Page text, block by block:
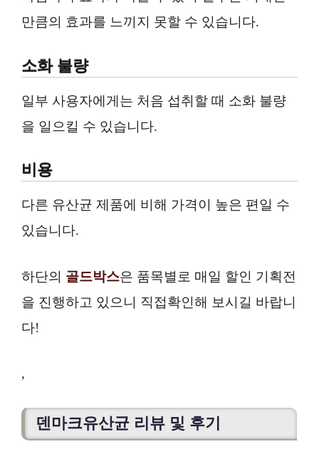
만큼의 효과를 느끼지 못할 수 있습니다.
소화 불량
일부 사용자에게는 처음 섭취할 때 소화 불량
을 일으킬 수 있습니다.
비용
다른 유산균 제품에 비해 가격이 높은 편일 수
있습니다.
하단의 골드박스은 품목별로 매일 할인 기획전
을 진행하고 있으니 직접확인해 보시길 바랍니
다!
,
덴마크유산균 리뷰 및 후기